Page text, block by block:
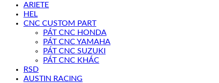
ARIETE
HEL
CNC CUSTOM PART
PÁT CNC HONDA
PÁT CNC YAMAHA
PÁT CNC SUZUKI
PÁT CNC KHÁC
RSD
AUSTIN RACING